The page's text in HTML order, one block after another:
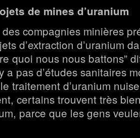
de mines d’uranium
compagnies minières
d’extraction d’uranium
quoi nous nous battons”
a pas d’études sanitaires
traitement d’uranium
certains trouvent très
parce que les gens